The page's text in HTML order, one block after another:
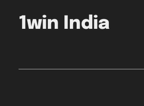
1win India